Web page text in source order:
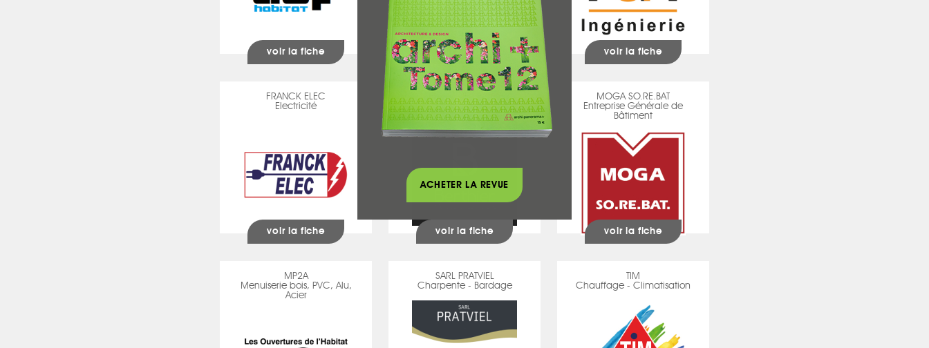
voir la fiche voir la fiche voir la fiche
FRANCK ELEC
Electricité
voir la fiche
MENUISERIE BERTHIER
Agencement
voir la fiche
MOGA SO.RE.BAT
Entreprise Générale de
Bâtiment
voir la fiche
MP2A
Menuiserie bois, PVC, Alu,
Acier
SARL PRATVIEL
Charpente - Bardage
TIM
Chauffage - Climatisation
ACHETER LA REVUE